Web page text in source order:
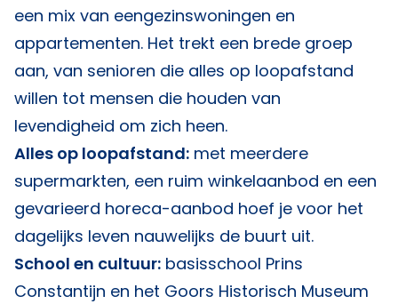
een mix van eengezinswoningen en
appartementen. Het trekt een brede groep
aan, van senioren die alles op loopafstand
willen tot mensen die houden van
levendigheid om zich heen.
Alles op loopafstand: met meerdere
supermarkten, een ruim winkelaanbod en een
gevarieerd horeca-aanbod hoef je voor het
dagelijks leven nauwelijks de buurt uit.
School en cultuur: basisschool Prins
Constantijn en het Goors Historisch Museum